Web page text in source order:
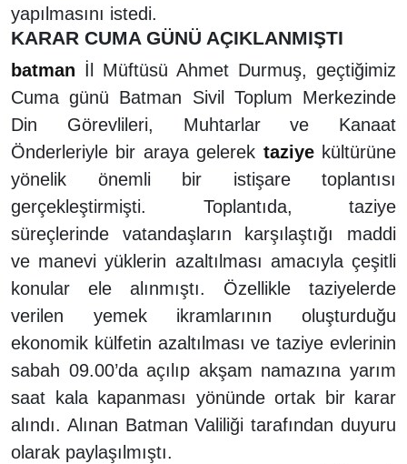
yapılmasını istedi.
KARAR CUMA GÜNÜ AÇIKLANMIŞTI
batman İl Müftüsü Ahmet Durmuş, geçtiğimiz
Cuma günü Batman Sivil Toplum Merkezinde
Din Görevlileri, Muhtarlar ve Kanaat
Önderleriyle bir araya gelerek taziyekültürüne
yönelik önemli bir istişare toplantısı
gerçekleştirmişti. Toplantıda, taziye
süreçlerinde vatandaşların karşılaştığı maddi
ve manevi yüklerin azaltılması amacıyla çeşitli
konular ele alınmıştı. Özellikle taziyelerde
verilen yemek ikramlarının oluşturduğu
ekonomik külfetin azaltılması ve taziye evlerinin
sabah 09.00’da açılıp akşam namazına yarım
saat kala kapanması yönünde ortak bir karar
alındı. Alınan Batman Valiliği tarafından duyuru
olarak paylaşılmıştı.